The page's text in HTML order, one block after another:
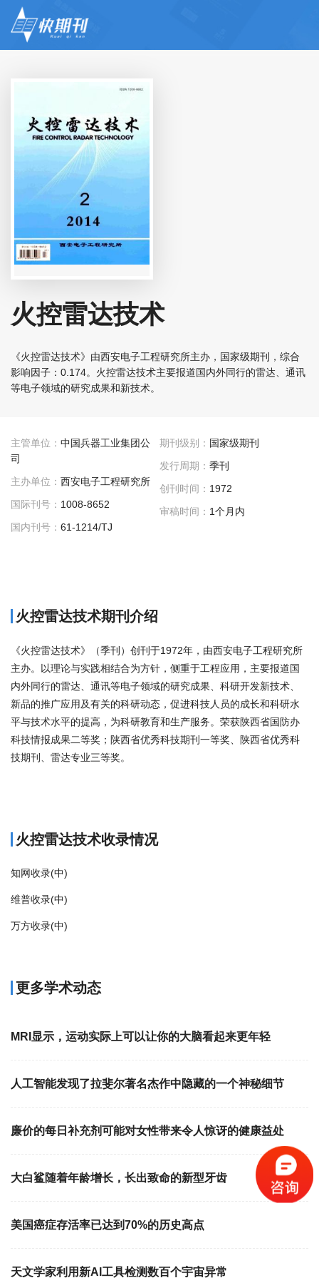
火控雷达技术
《火控雷达技术》由西安电子工程研究所主办，国家级期刊，综合
影响因子：0.174。火控雷达技术主要报道国内外同行的雷达、通讯
等电子领域的研究成果和新技术。
主管单位： 中国兵器工业集团公
司
主办单位： 西安电子工程研究所
国际刊号： 1008-8652
国内刊号： 61-1214/TJ
期刊级别： 国家级期刊
发行周期： 季刊
创刊时间： 1972
审稿时间： 1个月内
火控雷达技术期刊介绍
《火控雷达技术》（季刊）创刊于1972年，由西安电子工程研究所
主办。以理论与实践相结合为方针，侧重于工程应用，主要报道国
内外同行的雷达、通讯等电子领域的研究成果、科研开发新技术、
新品的推广应用及有关的科研动态，促进科技人员的成长和科研水
平与技术水平的提高，为科研教育和生产服务。荣获陕西省国防办
科技情报成果二等奖；陕西省优秀科技期刊一等奖、陕西省优秀科
技期刊、雷达专业三等奖。
火控雷达技术收录情况
知网收录(中)
维普收录(中)
万方收录(中)
更多学术动态
MRI显示，运动实际上可以让你的大脑看起来更年轻
人工智能发现了拉斐尔著名杰作中隐藏的一个神秘细节
廉价的每日补充剂可能对女性带来令人惊讶的健康益处
大白鲨随着年龄增长，长出致命的新型牙齿
美国癌症存活率已达到70%的历史高点
天文学家利用新AI工具检测数百个宇宙异常